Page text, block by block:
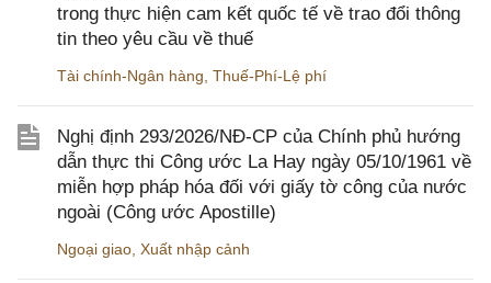
trong thực hiện cam kết quốc tế về trao đổi thông
tin theo yêu cầu về thuế
Tài chính-Ngân hàng Thuế-Phí-Lệ phí
Nghị định 293/2026/NĐ-CP của Chính phủ hướng
dẫn thực thi Công ước La Hay ngày 05/10/1961 về
miễn hợp pháp hóa đối với giấy tờ công của nước
ngoài (Công ước Apostille)
Ngoại giao Xuất nhập cảnh